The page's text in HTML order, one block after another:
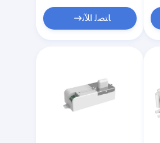
ﺎﺘﺼﻟ ﺍﻶﻧ